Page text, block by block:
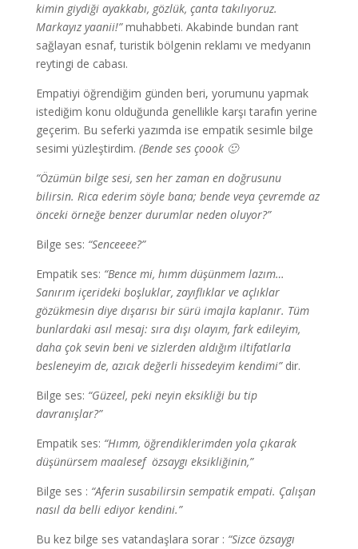
kimin giydiği ayakkabı, gözlük, çanta takılıyoruz.
Markayız yaanii!”muhabbeti. Akabinde bundan rant
sağlayan esnaf, turistik bölgenin reklamı ve medyanın
reytingi de cabası.
Empatiyi öğrendiğim günden beri, yorumunu yapmak
istediğim konu olduğunda genellikle karşı tarafın yerine
geçerim. Bu seferki yazımda ise empatik sesimle bilge
sesimi yüzleştirdim. (Bende ses çoook 🙂
“Özümün bilge sesi, sen her zaman en doğrusunu
bilirsin. Rica ederim söyle bana; bende veya çevremde az
önceki örneğe benzer durumlar neden oluyor?”
Bilge ses: “Senceeee?”
Empatik ses: “Bence mi, hımm düşünmem lazım…
Sanırım içerideki boşluklar, zayıflıklar ve açlıklar
gözükmesin diye dışarısı bir sürü imajla kaplanır. Tüm
bunlardaki asıl mesaj: sıra dışı olayım, fark edileyim,
daha çok sevin beni ve sizlerden aldığım iltifatlarla
besleneyim de, azıcık değerli hissedeyim kendimi” dir.
Bilge ses: “Güzeel, peki neyin eksikliği bu tip
davranışlar?”
Empatik ses: “Hımm, öğrendiklerimden yola çıkarak
düşünürsem maalesef özsaygı eksikliğinin,”
Bilge ses : “Aferin susabilirsin sempatik empati. Çalışan
nasıl da belli ediyor kendini.”
Bu kez bilge ses vatandaşlara sorar : “Sizce özsaygı